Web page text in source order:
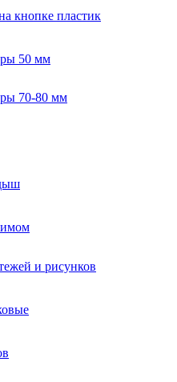
кнопке пластик
50 мм
70-80 мм
и рисунков